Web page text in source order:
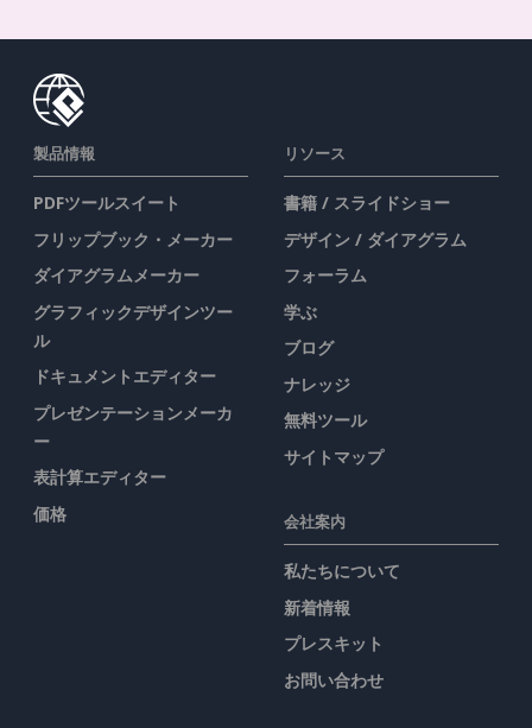
製品情報
PDFツールスイート
フリップブック・メーカー
ダイアグラムメーカー
グラフィックデザインツー
ル
ドキュメントエディター
プレゼンテーションメーカ
ー
表計算エディター
価格
リソース
書籍 / スライドショー
デザイン / ダイアグラム
フォーラム
学ぶ
ブログ
ナレッジ
無料ツール
サイトマップ
会社案内
私たちについて
新着情報
プレスキット
お問い合わせ